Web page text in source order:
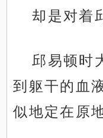
却是对着
邱易顿时
到躯干的血
似地定在原